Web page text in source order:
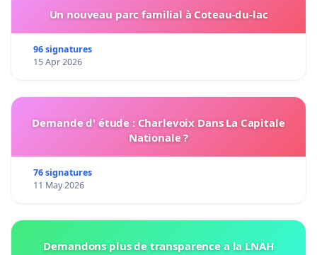
Un nouveau parc familial à Coteau-du-lac
96 signatures
15 Apr 2026
Demande d' étude : Charlevoix Dans La Capitale
Nationale ?
76 signatures
11 May 2026
Demandons plus de transparence a la LNAH